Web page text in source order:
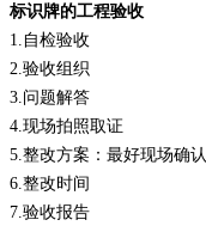
标识牌的工程验收
1. 自检验收
2. 验收组织
3. 问题解答
4. 现场拍照取证
5. 整改方案：最好现场确认
6. 整改时间
7. 验收报告